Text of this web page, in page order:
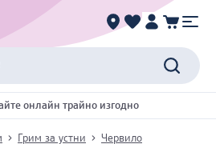
онлайн трайно изгодно
Грим за устни Червило